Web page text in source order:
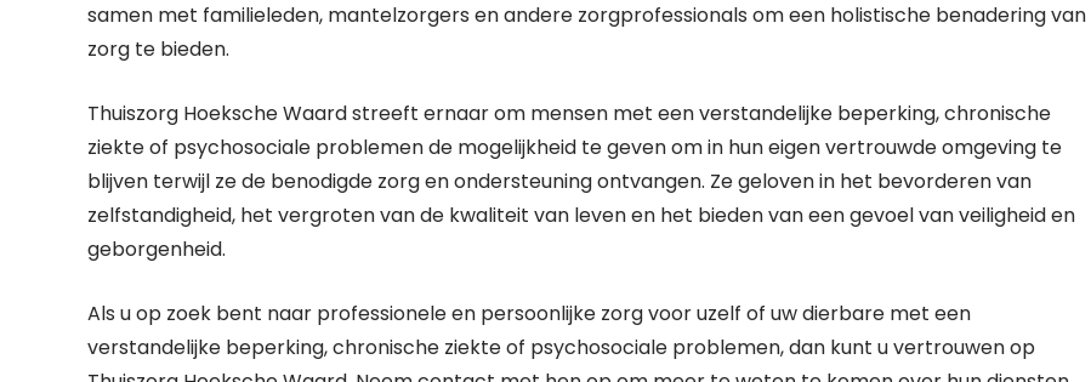
samen met familieleden, mantelzorgers en andere zorgprofessionals om een holistische benadering van
zorg te bieden.
Thuiszorg Hoeksche Waard streeft ernaar om mensen met een verstandelijke beperking, chronische
ziekte of psychosociale problemen de mogelijkheid te geven om in hun eigen vertrouwde omgeving te
blijven terwijl ze de benodigde zorg en ondersteuning ontvangen. Ze geloven in het bevorderen van
zelfstandigheid, het vergroten van de kwaliteit van leven en het bieden van een gevoel van veiligheid en
geborgenheid.
Als u op zoek bent naar professionele en persoonlijke zorg voor uzelf of uw dierbare met een
verstandelijke beperking, chronische ziekte of psychosociale problemen, dan kunt u vertrouwen op